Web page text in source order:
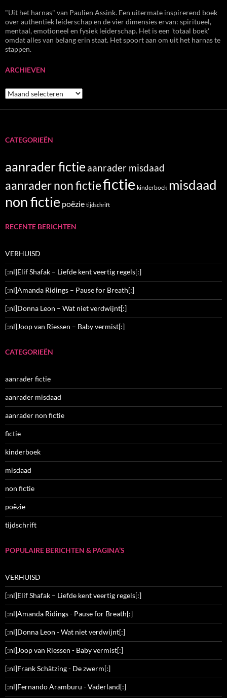
"Uit het harnas" van Paulien Assink. Een uitermate inspirerend boek
over authentiek leiderschap en de vier dimensies ervan: spiritueel,
mentaal, emotioneel en fysiek leiderschap. Het is een 'totaal boek'
omdat alles van belang erin staat. Het spoort aan om uit het harnas te
stappen.
ARCHIEVEN
Archieven
CATEGORIEËN
aanrader fictie aanrader misdaad
aanrader non fictiefictie kinderboek misdaad
non fictie poëzie tijdschrift
RECENTE BERICHTEN
VERHUISD
[:nl]Elif Shafak – Liefde kent veertig regels[:]
[:nl]Amanda Ridings – Pause for Breath[:]
[:nl]Donna Leon – Wat niet verdwijnt[:]
[:nl]Joop van Riessen – Baby vermist[:]
CATEGORIEËN
aanrader fictie
aanrader misdaad
aanrader non fictie
fictie
kinderboek
misdaad
non fictie
poëzie
tijdschrift
POPULAIRE BERICHTEN & PAGINA’S
VERHUISD
[:nl]Elif Shafak – Liefde kent veertig regels[:]
[:nl]Amanda Ridings - Pause for Breath[:]
[:nl]Donna Leon - Wat niet verdwijnt[:]
[:nl]Joop van Riessen - Baby vermist[:]
[:nl]Frank Schätzing - De zwerm[:]
[:nl]Fernando Aramburu - Vaderland[:]